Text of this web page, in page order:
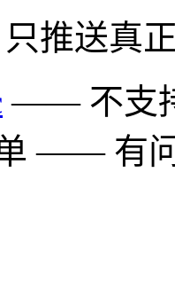
只推送真
—— 不支
—— 有